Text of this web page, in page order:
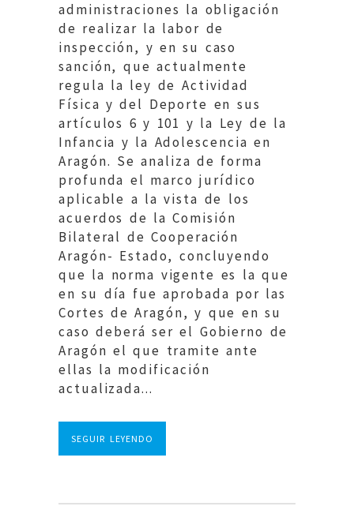
administraciones la obligación
de realizar la labor de
inspección, y en su caso
sanción, que actualmente
regula la ley de Actividad
Física y del Deporte en sus
artículos 6 y 101 y la Ley de la
Infancia y la Adolescencia en
Aragón. Se analiza de forma
profunda el marco jurídico
aplicable a la vista de los
acuerdos de la Comisión
Bilateral de Cooperación
Aragón- Estado, concluyendo
que la norma vigente es la que
en su día fue aprobada por las
Cortes de Aragón, y que en su
caso deberá ser el Gobierno de
Aragón el que tramite ante
ellas la modificación
actualizada...
SEGUIR LEYENDO